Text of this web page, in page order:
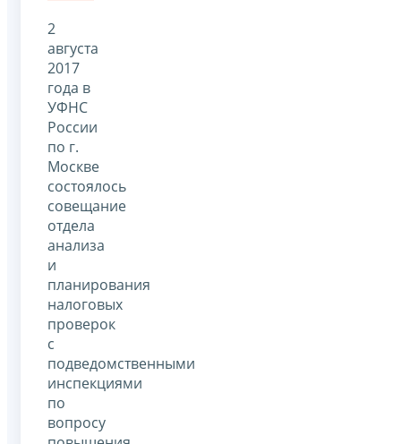
2
августа
2017
года в
УФНС
России
по г.
Москве
состоялось
совещание
отдела
анализа
и
планирования
налоговых
проверок
с
подведомственными
инспекциями
по
вопросу